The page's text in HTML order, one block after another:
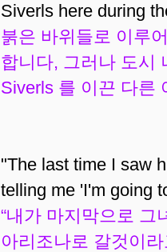
Siverls here during
붉은 바위들로 이루
합니다, 그러나 도시
Siverls 를 이끈 다른
"The last time I saw
telling me 'I'm going
“내가 마지막으로 그
아리조나로 갈것이